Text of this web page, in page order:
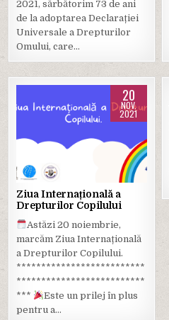
2021, sărbătorim 73 de ani
de la adoptarea Declarației
Universale a Drepturilor
Omului, care…
20
NOV.
2021
in
Ziua Internațională a
Drepturilor Copilului
Astăzi 20 noiembrie,
marcăm Ziua Internațională
a Drepturilor Copilului.
**************************
**************************
***
Este un prilej în plus
pentru a…